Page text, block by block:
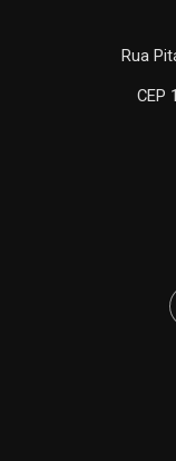
Rua
CEP